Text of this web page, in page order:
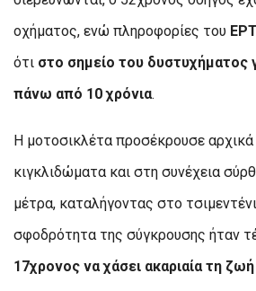
οχήματος, ενώ πληροφορίες του
ότι στο σημείο του δυστυχήματος
πάνω από 10 χρόνια.
Η μοτοσικλέτα προσέκρουσε
κιγκλιδώματα και στη συνέχεια
μέτρα, καταλήγοντας στο
σφοδρότητα της σύγκρουσης ήταν
17χρονος να χάσει ακαριαία τη